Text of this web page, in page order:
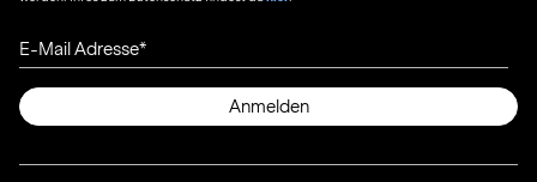
E-Mail Adresse
Anmelden